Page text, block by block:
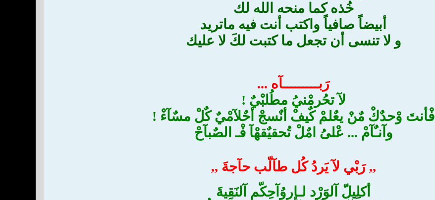
خُذه كما منحه الله لك
أبيضاً صافياً واكتب أنت فيه ماتريد
و لا تنسى أن تجعل ما كتبت لكَ لا عليك
رَبـــــــــآه ...
لآ تحُرمْنيُ مطُلبْيٌ !
فْأنتَ وْحدٌكْ مٌنْ يعٌلمْ كٌيفْ أنٌسجْ أحٌلآمْيٌ كٌلْ مسٌآءْ !
وآنـٌآمْ ... عْلىُ امٌلْ تُحقيٌقهْآ فْـ الصٌبآحْ
,, رَبْي لآ يَردُ كُل طآلّب حآجةَ ,,
أكلِيلّ آلوَرْد لـإروُآحِكّم آلنَقِيةَ